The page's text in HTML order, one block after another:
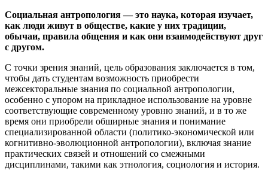
Социальная антропология — это наука, которая изучает,
как люди живут в обществе, какие у них традиции,
обычаи, правила общения и как они взаимодействуют друг
с другом.
С точки зрения знаний, цель образования заключается в том,
чтобы дать студентам возможность приобрести
межсекторальные знания по социальной антропологии,
особенно с упором на прикладное использование на уровне
соответствующие современному уровню знаний, и в то же
время они приобрели обширные знания и понимание
специализированной области (политико-экономической или
когнитивно-эволюционной антропологии), включая знание
практических связей и отношений со смежными
дисциплинами, такими как этнология, социология и история.